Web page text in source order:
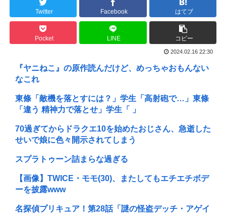
Twitter Facebook はてブ
Pocket LINE コピー
2024.02.16 22:30
『ヤニねこ』の原作読んだけど、めっちゃおもんない
なこれ
東條「敵機を落とすには？」学生「高射砲で…」東條
「違う 精神力で落とせ」学生「 」
70過ぎてからドラクエ10を始めたおじさん、急逝した
せいで娘に色々開示されてしまう
スプラトゥーン詰まらな過ぎる
【画像】TWICE・モモ(30)、またしてもエチエチボデ
ーを披露www
名探偵プリキュア！第28話「謎の怪盗デッチ・アゲイ